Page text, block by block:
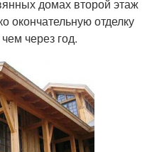
домах второй этаж
окончательную отделку
через год.